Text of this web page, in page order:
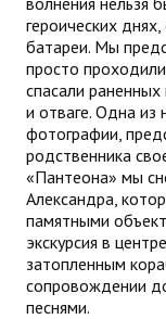
героических
батареи. Мы
просто
спасали
и отваге. Одна из
фотографии,
родственника
«Пантеона» мы
Александра,
памятными
экскурсия в
затопленным
сопровождении
песнями.